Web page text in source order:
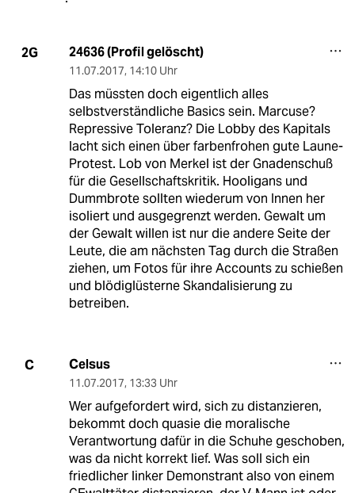
2G 24636 (Profil gelöscht)
11.07.2017, 14:10 Uhr
Das müssten doch eigentlich alles
selbstverständliche Basics sein. Marcuse?
Repressive Toleranz? Die Lobby des Kapitals
lacht sich einen über farbenfrohen gute Laune-
Protest. Lob von Merkel ist der Gnadenschuß
für die Gesellschaftskritik. Hooligans und
Dummbrote sollten wiederum von Innen her
isoliert und ausgegrenzt werden. Gewalt um
der Gewalt willen ist nur die andere Seite der
Leute, die am nächsten Tag durch die Straßen
ziehen, um Fotos für ihre Accounts zu schießen
und blödiglüsterne Skandalisierung zu
betreiben.
C Celsus
11.07.2017, 13:33 Uhr
Wer aufgefordert wird, sich zu distanzieren,
bekommt doch quasie die moralische
Verantwortung dafür in die Schuhe geschoben,
was da nicht korrekt lief. Was soll sich ein
friedlicher linker Demonstrant also von einem